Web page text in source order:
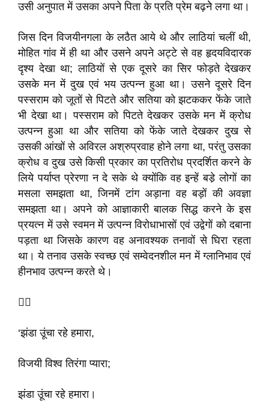
उसी अनुपात में उसका अपने पिता के प्रति प्रेम बढ़नेे लगा था।
जिस दिन विजयीनगला के लठैत आये थे और लाठियां चलीं थी,
मोहित गांव में ही था और उसने अपने अट्टे से वह हृदयविदारक
दृश्य देखा था; लाठियों से एक दूसरे का सिर फोड़ते देखकर
उसके मन में दुख एवं भय उत्पन्न हुआ था। उसने दूसरे दिन
पस्सराम को जूतों से पिटते और सतिया को झटककर फेंके जाते
भी देखा था। पस्सराम को पिटते देखकर उसके मन में क्रोध
उत्पन्न हुआ था और सतिया को फेंके जाते देखकर दुख से
उसकी आंखों से अविरल अश्रुप्रवाह होने लगा था, परंतु उसका
क्रोध व दुख उसे किसी प्रकार का प्रतिरोध प्रदर्शित करने के
लिये पर्याप्त प्रेरणा न दे सके थे क्योंकि वह इन्हें बडे़ लोगों का
मसला समझता था, जिनमें टांग अड़ाना वह बड़ों की अवज्ञा
समझता था। अपने को आज्ञाकारी बालक सिद्ध करने के इस
प्रयत्न में उसे स्वमन में उत्पन्न विरोधाभासों एवं उद्वेगों को दबाना
पड़ता था जिसके कारण वह अनावश्यक तनावों से घिरा रहता
था। ये तनाव उसके स्वच्छ एवं सम्वेदनशील मन में ग्लानिभाव एवं
हीनभाव उत्पन्न करते थे।

‘झंडा उूंचा रहे हमारा,
विजयी विश्व तिरंगा प्यारा;
झंडा उूंचा रहे हमारा।